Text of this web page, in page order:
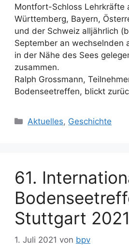
Montfort-Schloss Lehrkräfte
Württemberg, Bayern,
und der Schweiz alljährlich
September an wechselnden
in der Nähe des Sees
zusammen.
Ralph Grossmann,
Bodenseetreffen, blickt
Kategorien
Aktuelles, Geschichte
61.
Stuttgart 2021
1. Juli 2021 von bpv